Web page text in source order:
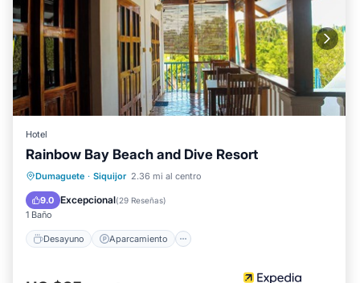
Hotel
Rainbow Bay Beach and Dive Resort
Dumaguete · Siquijor 2.36 mi al centro
9.0 Excepcional(29 Reseñas)
1 Baño
Desayuno Aparcamiento
Desayuno Aparcamiento
Balcón/Terraza